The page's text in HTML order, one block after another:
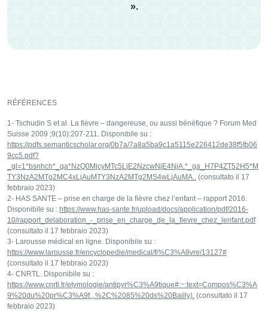
».
RÉFÉRENCES
1- Tschudin S et al. La fièvre – dangereuse, ou aussi bénéfique ? Forum Med
Suisse 2009 ;9(10):207-211. Disponibile su :
https://pdfs.semanticscholar.org/0b7a/7a8a5ba9c1a5115e226412de38f5fb06
9cc5.pdf?
_gl=1*bsnhch*_ga*NzQ0MjcyMTc5LjE2NzcwNjE4NjA.*_ga_H7P4ZT52H5*M
TY3NzA2MTg2MC4xLjAuMTY3NzA2MTg2MS4wLjAuMA.. (consultato il 17
febbraio 2023)
2- HAS SANTE – prise en charge de la fièvre chez l’enfant – rapport 2016.
Disponibile su : https://www.has-sante.fr/upload/docs/application/pdf/2016-
10/rapport_delaboration_-_prise_en_charge_de_la_fievre_chez_lenfant.pdf
(consultato il 17 febbraio 2023)
3- Larousse médical en ligne. Disponibile su :
https://www.larousse.fr/encyclopedie/medical/fi%C3%A8vre/13127#
(consultato il 17 febbraio 2023)
4- CNRTL. Disponibile su :
https://www.cnrtl.fr/etymologie/antipyr%C3%A9tique#:~:text=Compos%C3%A
9%20du%20pr%C3%A9f.,.%2C%2085%20ds%20Bailly). (consultato il 17
febbraio 2023)